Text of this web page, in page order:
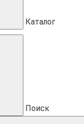
Каталог
Поиск